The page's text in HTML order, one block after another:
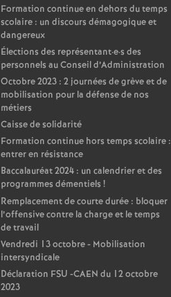
Formation continue en dehors du temps
scolaire : un discours démagogique et
dangereux
Élections des représentant·e·s des
personnels au Conseil d’Administration
Octobre 2023 : 2 journées de grève et de
mobilisation pour la défense de nos
métiers
Caisse de solidarité
Formation continue hors temps scolaire :
entrer en résistance
Baccalauréat 2024 : un calendrier et des
programmes démentiels !
Remplacement de courte durée : bloquer
l’offensive contre la charge et le temps
de travail
Vendredi 13 octobre - Mobilisation
intersyndicale
Déclaration FSU -CAEN du 12 octobre
2023